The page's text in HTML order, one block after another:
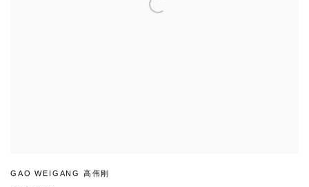
GAO WEIGANG 高伟刚